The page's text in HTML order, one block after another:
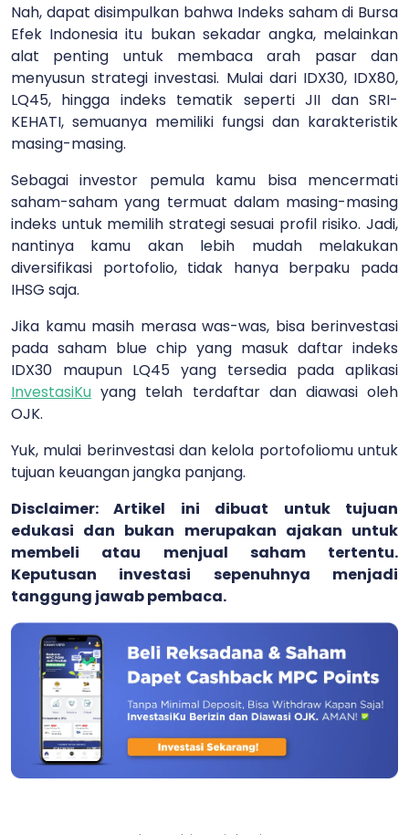
Nah, dapat disimpulkan bahwa Indeks saham di Bursa
Efek Indonesia itu bukan sekadar angka, melainkan
alat penting untuk membaca arah pasar dan
menyusun strategi investasi. Mulai dari IDX30, IDX80,
LQ45, hingga indeks tematik seperti JII dan SRI-
KEHATI, semuanya memiliki fungsi dan karakteristik
masing-masing.
Sebagai investor pemula kamu bisa mencermati
saham-saham yang termuat dalam masing-masing
indeks untuk memilih strategi sesuai profil risiko. Jadi,
nantinya kamu akan lebih mudah melakukan
diversifikasi portofolio, tidak hanya berpaku pada
IHSG saja.
Jika kamu masih merasa was-was, bisa berinvestasi
pada saham blue chip yang masuk daftar indeks
IDX30 maupun LQ45 yang tersedia pada aplikasi
InvestasiKu yang telah terdaftar dan diawasi oleh
OJK.
Yuk, mulai berinvestasi dan kelola portofoliomu untuk
tujuan keuangan jangka panjang.
Disclaimer: Artikel ini dibuat untuk tujuan
edukasi dan bukan merupakan ajakan untuk
membeli atau menjual saham tertentu.
Keputusan investasi sepenuhnya menjadi
tanggung jawab pembaca.